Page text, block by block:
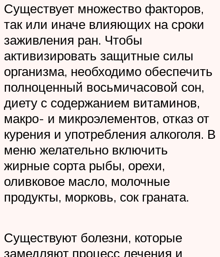
Существует множество факторов,
так или иначе влияющих на сроки
заживления ран. Чтобы
активизировать защитные силы
организма, необходимо обеспечить
полноценный восьмичасовой сон,
диету с содержанием витаминов,
макро- и микроэлементов, отказ от
курения и употребления алкоголя. В
меню желательно включить
жирные сорта рыбы, орехи,
оливковое масло, молочные
продукты, морковь, сок граната.
Существуют болезни, которые
замедляют процесс лечения и